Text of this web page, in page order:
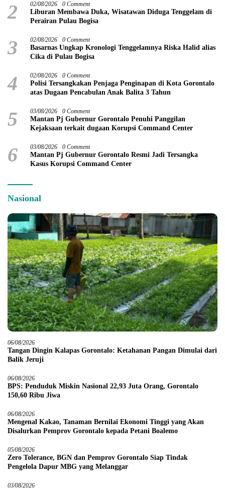
2 02/08/2026 0 Comment
Liburan Membawa Duka, Wisatawan Diduga Tenggelam di
Perairan Pulau Bogisa
3 02/08/2026 0 Comment
Basarnas Ungkap Kronologi Tenggelamnya Riska Halid alias
Cika di Pulau Bogisa
4 02/08/2026 0 Comment
Polisi Tersangkakan Penjaga Penginapan di Kota Gorontalo
atas Dugaan Pencabulan Anak Balita 3 Tahun
5 03/08/2026 0 Comment
Mantan Pj Gubernur Gorontalo Penuhi Panggilan
Kejaksaan terkait dugaan Korupsi Command Center
6 03/08/2026 0 Comment
Mantan Pj Gubernur Gorontalo Resmi Jadi Tersangka
Kasus Korupsi Command Center
Nasional
06/08/2026
Tangan Dingin Kalapas Gorontalo: Ketahanan Pangan Dimulai dari
Balik Jeruji
06/08/2026
BPS: Penduduk Miskin Nasional 22,93 Juta Orang, Gorontalo
150,60 Ribu Jiwa
06/08/2026
Mengenal Kakao, Tanaman Bernilai Ekonomi Tinggi yang Akan
Disalurkan Pemprov Gorontalo kepada Petani Boalemo
05/08/2026
Zero Tolerance, BGN dan Pemprov Gorontalo Siap Tindak
Pengelola Dapur MBG yang Melanggar
03/08/2026